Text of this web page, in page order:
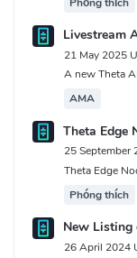
Livestream
21 May 2025
A new Theta
AMA
Theta Edge
25 September
Theta Edge
Phóng thích
New Listing
26 April 2024